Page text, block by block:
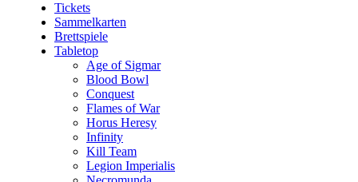
Tickets
Sammelkarten
Brettspiele
Tabletop
Age of Sigmar
Blood Bowl
Conquest
Flames of War
Horus Heresy
Infinity
Kill Team
Legion Imperialis